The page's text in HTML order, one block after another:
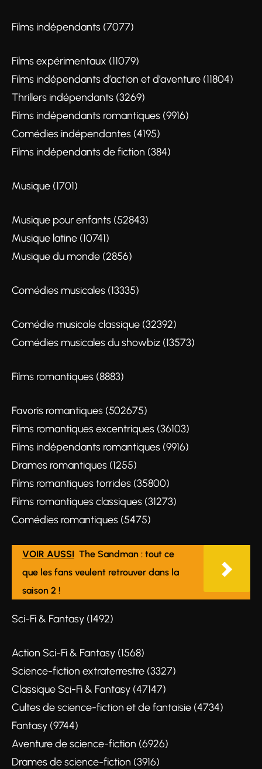
Films indépendants (7077)
Films expérimentaux (11079)
Films indépendants d’action et d’aventure (11804)
Thrillers indépendants (3269)
Films indépendants romantiques (9916)
Comédies indépendantes (4195)
Films indépendants de fiction (384)
Musique (1701)
Musique pour enfants (52843)
Musique latine (10741)
Musique du monde (2856)
Comédies musicales (13335)
Comédie musicale classique (32392)
Comédies musicales du showbiz (13573)
Films romantiques (8883)
Favoris romantiques (502675)
Films romantiques excentriques (36103)
Films indépendants romantiques (9916)
Drames romantiques (1255)
Films romantiques torrides (35800)
Films romantiques classiques (31273)
Comédies romantiques (5475)
VOIR AUSSI The Sandman : tout ce
que les fans veulent retrouver dans la
saison 2 !
Sci-Fi & Fantasy (1492)
Action Sci-Fi & Fantasy (1568)
Science-fiction extraterrestre (3327)
Classique Sci-Fi & Fantasy (47147)
Cultes de science-fiction et de fantaisie (4734)
Fantasy (9744)
Aventure de science-fiction (6926)
Drames de science-fiction (3916)